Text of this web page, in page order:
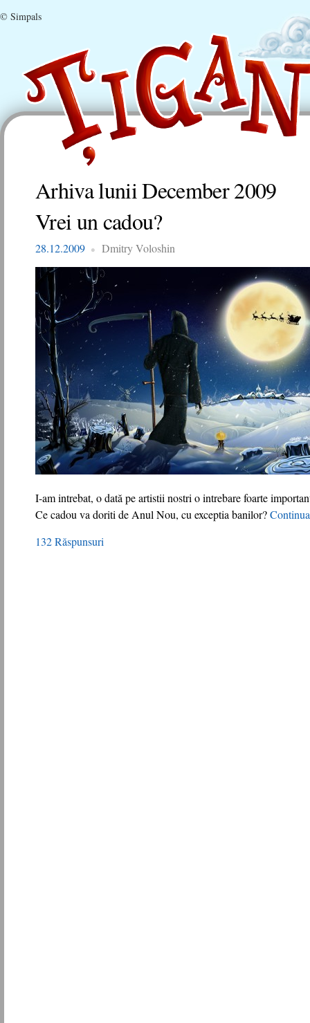
© Simpals
Arhiva luniiDecember 2009
Vrei un cadou?
28.12.2009 Dmitry Voloshin
I-am intrebat, o dată pe artistii nostri o intrebare foarte
Ce cadou va doriti de Anul Nou, cu exceptia banilor?
132 Răspunsuri